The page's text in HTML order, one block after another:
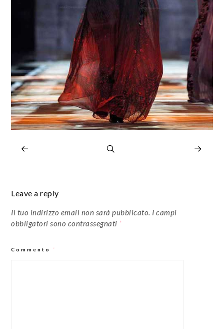
Leave a reply
Il tuo indirizzo email non sarà pubblicato. I campi
obbligatori sono contrassegnati *
Commento *